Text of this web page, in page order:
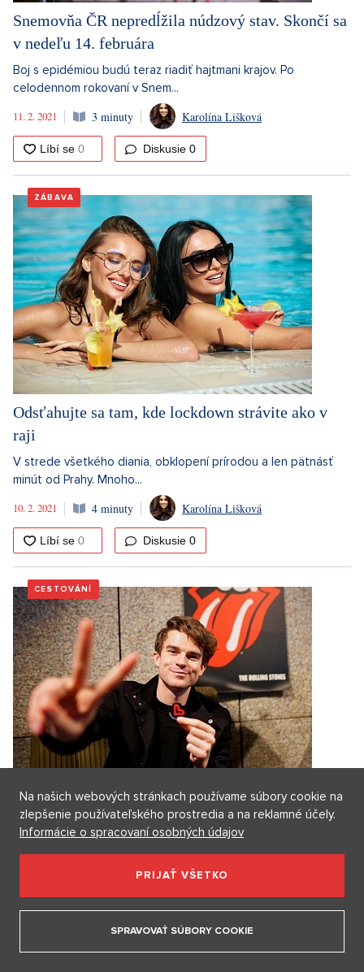
Snemovňa ČR nepredĺžila núdzový stav. Skončí sa
v nedeľu 14. februára
Boj s epidémiou budú teraz riadiť hajtmani krajov. Po
celodennom rokovaní v Snem...
11. 2. 2021
3 minuty Karolína Lišková
Diskusie 0
ZÁBAVA
Odsťahujte sa tam, kde lockdown strávite ako v
raji
V strede všetkého diania, obklopení prírodou a len pätnásť
minút od Prahy. Mnoho...
10. 2. 2021
4 minuty Karolína Lišková
Diskusie 0
CESTOVÁNÍ
Českí králi Instagramu: Ten, ktorý je hodný svojho
mena, účastník StarDance i večný malérista
Táto sedmička dokonale ovláda Instagram. Instagram už
dávno nie je len dámskou p...
9. 2. 2021
4 minuty Kateřina Ostrejšová
Diskusie0
Na našich webových stránkach používame súbory cookie na
zlepšenie používateľského prostredia a na reklamné účely.
Informácie o spracovaní osobných údajov
PRIJAŤ VŠETKO
SPRAVOVAŤ SÚBORY COOKIE